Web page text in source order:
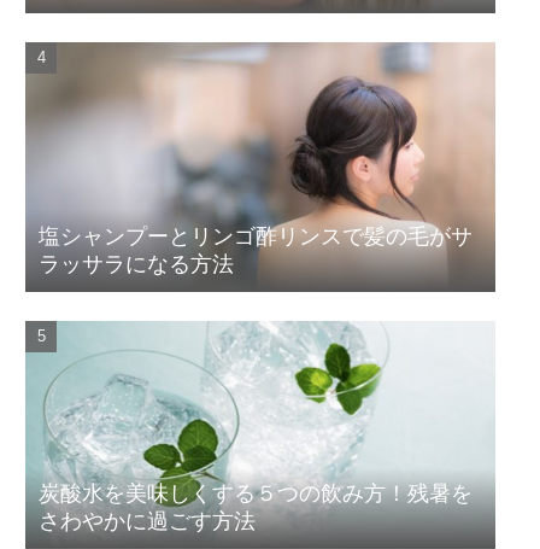
塩シャンプーとリンゴ酢リンスで髪の毛がサ
ラッサラになる方法
炭酸水を美味しくする５つの飲み方！残暑を
さわやかに過ごす方法